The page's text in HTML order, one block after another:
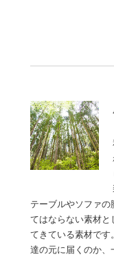
テーブルやソファの
てはならない素材と
てきている素材です
達の元に届くのか、